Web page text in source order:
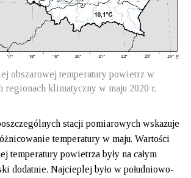
obszarowej temperatury powietrz w
regionach klimatyczny w maju 2020 r.
stacji pomiarowych wskazuje
temperatury w maju. Wartości
temperatury powietrza były na całym
dodatnie. Najcieplej było w południowo-